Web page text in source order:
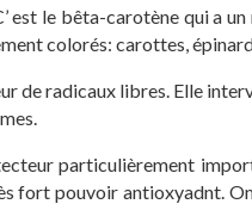
est le bêta-carotène qui a
colorés: carottes,
de radicaux libres. Elle
particulièrement
fort pouvoir antioxyadnt.